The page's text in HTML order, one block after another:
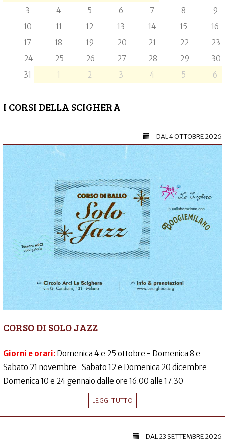
3
4 5 6 7 8
9
10
11 12 13 14 15
16
17
18 19 20 21 22
23
24
25 26 27 28 29
30
31
1 2 3 4 5 6
I CORSI DELLA SCIGHERA
DAL4 OTTOBRE 2026
CORSO DI SOLO JAZZ
Giorni e orari: Domenica 4 e 25 ottobre - Domenica 8 e
Sabato 21 novembre- Sabato 12 e Domenica 20 dicembre -
Domenica 10 e 24 gennaio dalle ore 16.00 alle 17.30
LEGGI TUTTO
DAL23 SETTEMBRE 2026